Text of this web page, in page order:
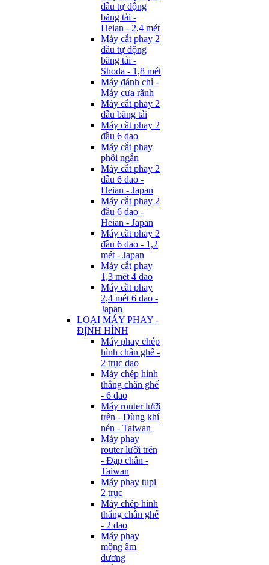
đầu tự động
băng tải -
Heian - 2,4 mét
Máy cắt phay 2
đầu tự động
băng tải -
Shoda - 1,8 mét
Máy đánh chỉ -
Máy cưa rãnh
Máy cắt phay 2
đầu băng tải
Máy cắt phay 2
đầu 6 dao
Máy cắt phay
phôi ngắn
Máy cắt phay 2
đầu 6 dao -
Heian - Japan
Máy cắt phay 2
đầu 6 dao -
Heian - Japan
Máy cắt phay 2
đầu 6 dao - 1,2
mét - Japan
Máy cắt phay
1,3 mét 4 dao
Máy cắt phay
2,4 mét 6 dao -
Japan
LOẠI MÁY PHAY -
ĐỊNH HÌNH
Máy phay chép
hình chân ghế -
2 trục dao
Máy chép hình
thẳng chân ghế
- 6 dao
Máy router lưỡi
trên - Dùng khí
nén - Taiwan
Máy phay
router lưỡi trên
- Đạp chân -
Taiwan
Máy phay tupi
2 trục
Máy chép hình
thẳng chân ghế
- 2 dao
Máy phay
mộng âm
dương